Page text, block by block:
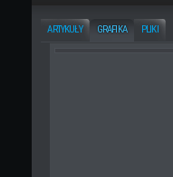
ARTYKUŁY GRAFIKA PLIKI